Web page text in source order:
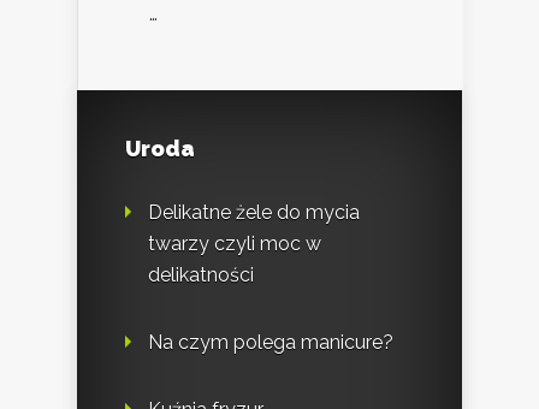
…
Uroda
Delikatne żele do mycia
twarzy czyli moc w
delikatności
Na czym polega manicure?